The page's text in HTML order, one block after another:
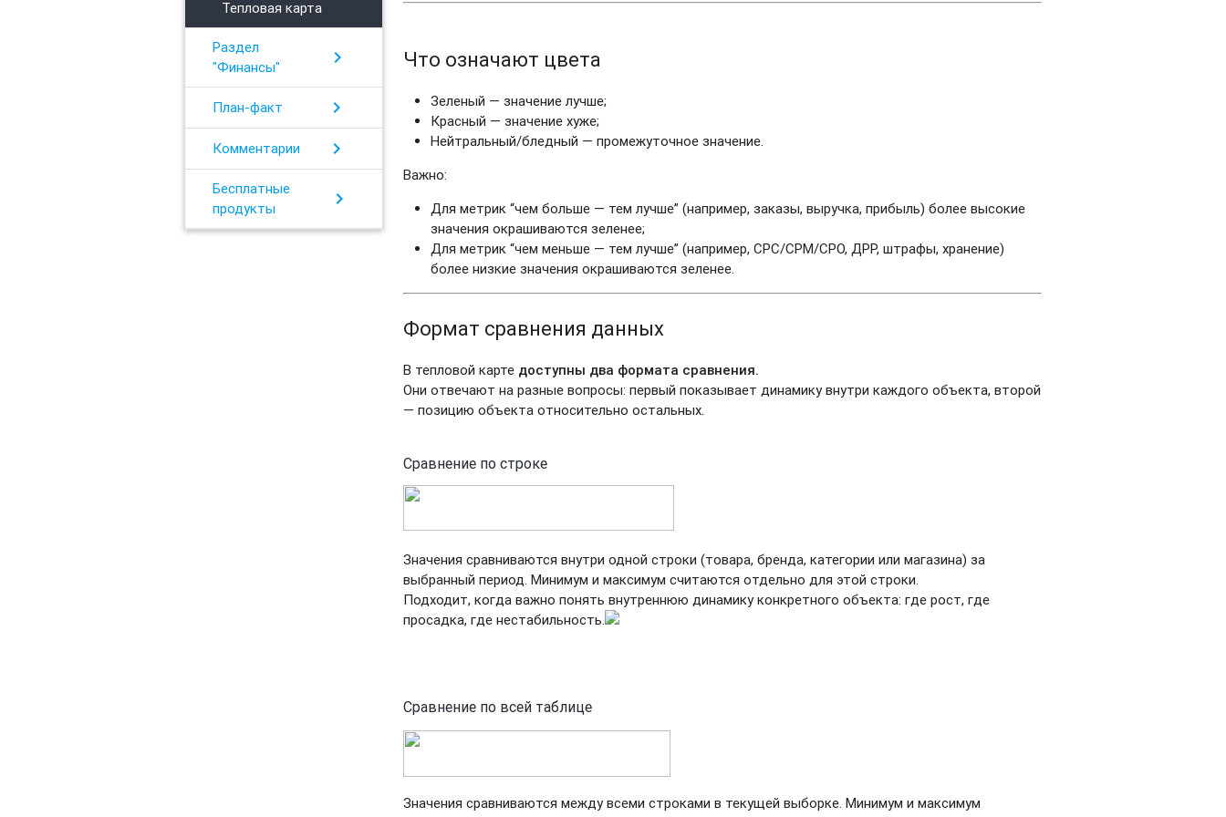
Тепловая карта
Раздел
"Финансы"
chevron_right
План-факт chevron_right
Комментарии chevron_right
Бесплатные
продукты
chevron_right
Что означают цвета
Зеленый — значение лучше;
Красный — значение хуже;
Нейтральный/бледный — промежуточное значение.
Важно:
Для метрик “чем больше — тем лучше” (например, заказы, выручка, прибыль) более высокие
значения окрашиваются зеленее;
Для метрик “чем меньше — тем лучше” (например, CPC/CPM/CPO, ДРР, штрафы, хранение)
более низкие значения окрашиваются зеленее.
Формат сравнения данных
В тепловой карте доступны два формата сравнения.
Они отвечают на разные вопросы: первый показывает динамику внутри каждого объекта, второй
— позицию объекта относительно остальных.
Сравнение по строке
Значения сравниваются внутри одной строки (товара, бренда, категории или магазина) за
выбранный период. Минимум и максимум считаются отдельно для этой строки.
Подходит, когда важно понять внутреннюю динамику конкретного объекта: где рост, где
просадка, где нестабильность.
Сравнение по всей таблице
Значения сравниваются между всеми строками в текущей выборке. Минимум и максимум